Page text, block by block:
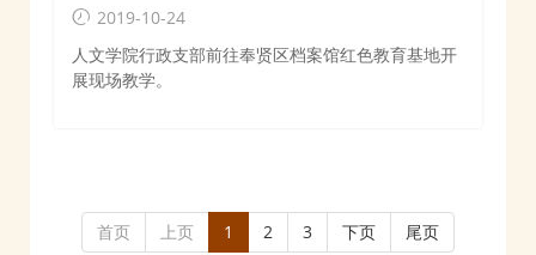
教育基地开展现场教学
2019-10-24
人文学院行政支部前往奉贤区档案馆红色教育基地开
展现场教学。
首页 上页 1 2 3 下页 尾页